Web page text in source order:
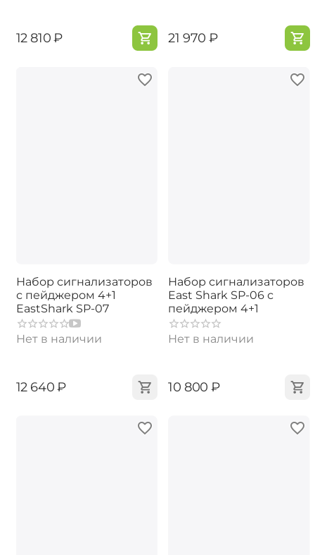
‍12 810‍₽ ‍21 970‍ ₽
Набор сигнализаторов
с пейджером 4+1
EastShark SP-07
Нет в наличии
‍12 640‍₽
Набор сигнализаторов
East Shark SP-06 с
пейджером 4+1
Нет в наличии
‍10 800‍ ₽